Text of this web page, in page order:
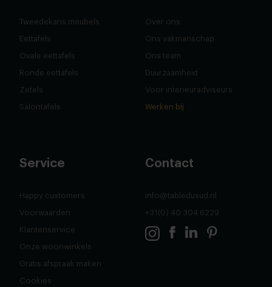
Tweedekans meubels
Eettafels
Ovale eettafels
Ronde eettafels
Zetels
Salontafels
Over ons
Ons vakmanschap
Ons team
Duurzaamheid
Voor interieuradviseurs
Werken bij
Service
Happy customers
Voorwaarden
Klantenservice
Onze woonwinkels
Gratis afspraak maken
Cookies
Contact
info@tabledusud.nl
+31(0) 40 304 6229